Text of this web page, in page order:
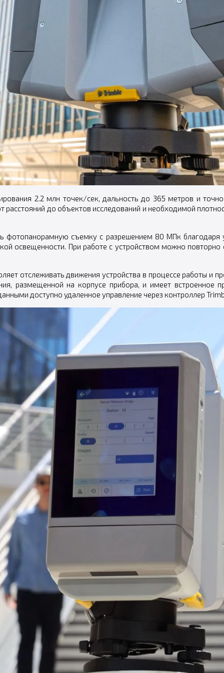
2.2 млн точек/сек, дальность до 365 метров и
до объектов исследований и необходимой
фотопанорамную съемку с разрешением 80 МПк благодаря
освещенности. При работе с устройством можно повторно
отслеживать движения устройства в процессе работы и
размещенной на корпусе прибора, и имеет встроенное
доступно удаленное управление через контроллер